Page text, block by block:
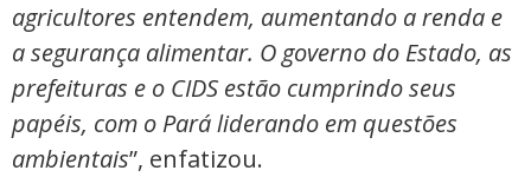
agricultores entendem, aumentando a renda e
a segurança alimentar. O governo do Estado, as
prefeituras e o CIDS estão cumprindo seus
papéis, com o Pará liderando em questões
ambientais”, enfatizou.